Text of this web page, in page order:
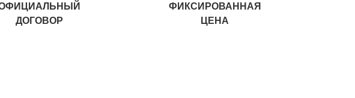
ДОГОВОР
ФИКСИРОВАННАЯ
ЦЕНА